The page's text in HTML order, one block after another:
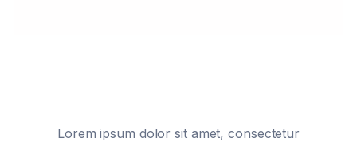
Lorem ipsum dolor sit amet, consectetur